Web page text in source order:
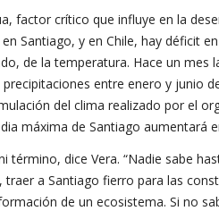
factor crítico que influye en la
Santiago, y en Chile, hay déficit
de la temperatura. Hace un mes
entre enero y junio
del clima realizado por el
máxima de Santiago aumentará
dice Vera. “Nadie sabe
a Santiago fierro para las
de un ecosistema. Si no